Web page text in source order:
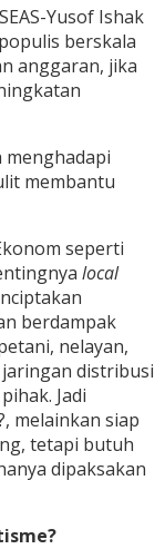
Yusof Ishak
berskala
anggaran, jika
menghadapi
membantu
seperti
local
berdampak
nelayan,
distribusi
Jadi
melainkan siap
tetapi butuh
dipaksakan